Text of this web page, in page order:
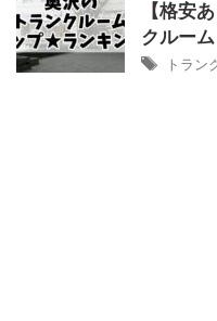
【格安
クルー
トラン